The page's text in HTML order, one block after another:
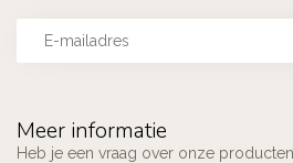
Meer informatie
Heb je een vraag over onze